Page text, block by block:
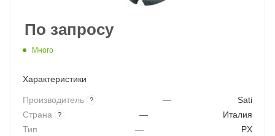
По запросу
Много
Характеристики
Производитель ? —
Sati
Страна
? —
Италия
Тип
—
PX